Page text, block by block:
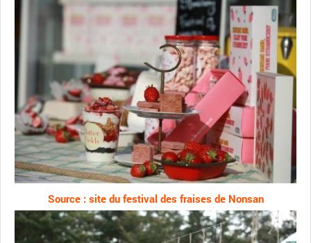
Source : site du festival des fraises de Nonsan